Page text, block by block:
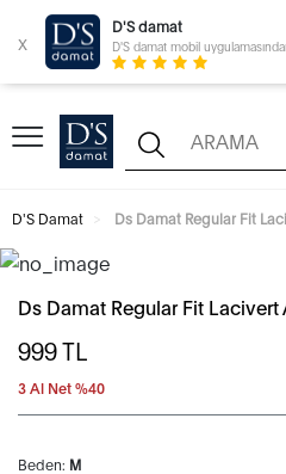
x
D'S damat
D'S damat mobil
D'S Damat Ds Damat Regular Fit
Ds Damat Regular Fit
999TL
3 Al Net %40
Beden: M